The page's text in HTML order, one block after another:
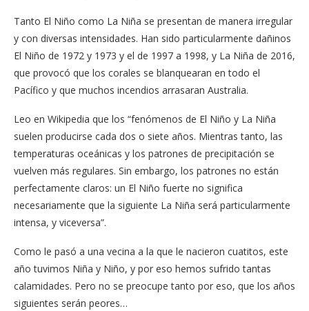
Tanto El Niño como La Niña se presentan de manera irregular
y con diversas intensidades. Han sido particularmente dañinos
El Niño de 1972 y 1973 y el de 1997 a 1998, y La Niña de 2016,
que provocó que los corales se blanquearan en todo el
Pacífico y que muchos incendios arrasaran Australia.
Leo en Wikipedia que los “fenómenos de El Niño y La Niña
suelen producirse cada dos o siete años. Mientras tanto, las
temperaturas oceánicas y los patrones de precipitación se
vuelven más regulares. Sin embargo, los patrones no están
perfectamente claros: un El Niño fuerte no significa
necesariamente que la siguiente La Niña será particularmente
intensa, y viceversa”.
Como le pasó a una vecina a la que le nacieron cuatitos, este
año tuvimos Niña y Niño, y por eso hemos sufrido tantas
calamidades. Pero no se preocupe tanto por eso, que los años
siguientes serán peores…